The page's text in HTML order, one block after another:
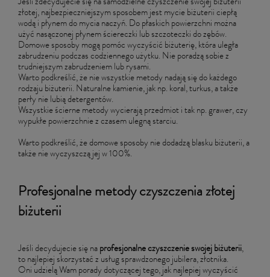
Jeśli zdecydujecie się na samodzielne czyszczenie swojej biżuterii
złotej, najbezpieczniejszym sposobem jest mycie biżuterii ciepłą
wodą i płynem do mycia naczyń. Do płaskich powierzchni można
użyć nasączonej płynem ściereczki lub szczoteczki do zębów.
Domowe sposoby mogą pomóc wyczyścić biżuterię, która uległa
zabrudzeniu podczas codziennego użytku. Nie poradzą sobie z
trudniejszym zabrudzeniem lub rysami.
Warto podkreślić, że nie wszystkie metody nadają się do każdego
rodzaju biżuterii. Naturalne kamienie, jak np. koral, turkus, a także
perły nie lubią detergentów.
Wszystkie ścierne metody wycierają przedmiot i tak np. grawer, czy
wypukłe powierzchnie z czasem ulegną starciu.
Warto podkreślić, że domowe sposoby nie dodadzą blasku biżuterii, a
także nie wyczyszczą jej w 100%.
Profesjonalne metody czyszczenia złotej
biżuterii
Jeśli decydujecie się na profesjonalne czyszczenie swojej biżuterii,
to najlepiej skorzystać z usług sprawdzonego jubilera, złotnika.
Oni udzielą Wam porady dotyczącej tego, jak najlepiej wyczyścić